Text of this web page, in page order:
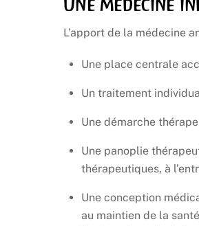
Une médecine
L’apport de la médecine
Une place centrale
Un traitement
Une démarche
Une panoplie
thérapeutiques, à
Une conception
au maintien de la